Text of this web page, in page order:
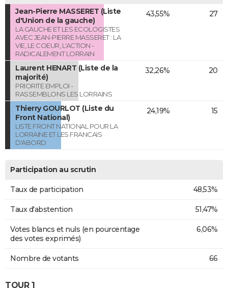
Jean-Pierre MASSERET (Liste
d'Union de la gauche)
LA GAUCHE ET LES ECOLOGISTES
AVEC JEAN-PIERRE MASSERET : LA
VIE, LE COEUR, L'ACTION -
RADICALEMENT LORRAIN
43,55% 27
Laurent HENART (Liste de la
majorité)
PRIORITE EMPLOI -
RASSEMBLONS LES LORRAINS
32,26% 20
Thierry GOURLOT (Liste du
Front National)
LISTE FRONT NATIONAL POUR LA
LORRAINE ET LES FRANCAIS
D'ABORD
24,19% 15
Participation au scrutin
Taux de participation 48,53%
Taux d'abstention 51,47%
Votes blancs et nuls (en pourcentage
des votes exprimés)
6,06%
Nombre de votants 66
TOUR 1